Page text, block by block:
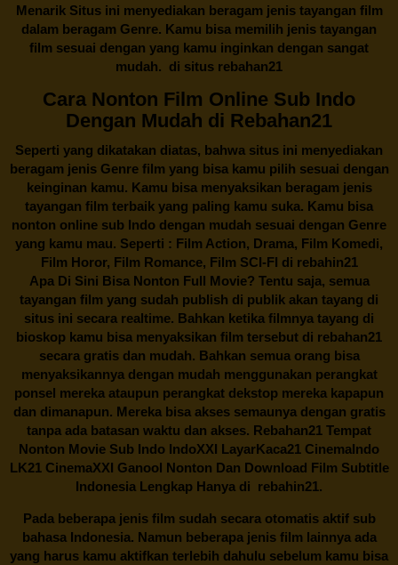
Menarik Situs ini menyediakan beragam jenis tayangan film
dalam beragam Genre. Kamu bisa memilih jenis tayangan
film sesuai dengan yang kamu inginkan dengan sangat
mudah. di situs rebahan21
Cara Nonton Film Online Sub Indo
Dengan Mudah di Rebahan21
Seperti yang dikatakan diatas, bahwa situs ini menyediakan
beragam jenis Genre film yang bisa kamu pilih sesuai dengan
keinginan kamu. Kamu bisa menyaksikan beragam jenis
tayangan film terbaik yang paling kamu suka. Kamu bisa
nonton online sub Indo dengan mudah sesuai dengan Genre
yang kamu mau. Seperti : Film Action, Drama, Film Komedi,
Film Horor, Film Romance, Film SCI-FI di rebahin21
Apa Di Sini Bisa Nonton Full Movie? Tentu saja, semua
tayangan film yang sudah publish di publik akan tayang di
situs ini secara realtime. Bahkan ketika filmnya tayang di
bioskop kamu bisa menyaksikan film tersebut di rebahan21
secara gratis dan mudah. Bahkan semua orang bisa
menyaksikannya dengan mudah menggunakan perangkat
ponsel mereka ataupun perangkat dekstop mereka kapapun
dan dimanapun. Mereka bisa akses semaunya dengan gratis
tanpa ada batasan waktu dan akses. Rebahan21 Tempat
Nonton Movie Sub Indo IndoXXI LayarKaca21 CinemaIndo
LK21 CinemaXXI Ganool Nonton Dan Download Film Subtitle
Indonesia Lengkap Hanya di rebahin21.
Pada beberapa jenis film sudah secara otomatis aktif sub
bahasa Indonesia. Namun beberapa jenis film lainnya ada
yang harus kamu aktifkan terlebih dahulu sebelum kamu bisa